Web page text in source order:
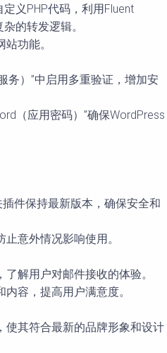
义PHP代码，利用Fluent
的转发逻辑。
功能。
务）”中启用多重验证，增加安
（应用密码）”确保WordPress
件保持最新版本，确保安全和
意外情况影响使用。
解用户对邮件接收的体验。
容，提高用户满意度。
使其符合最新的品牌形象和设计